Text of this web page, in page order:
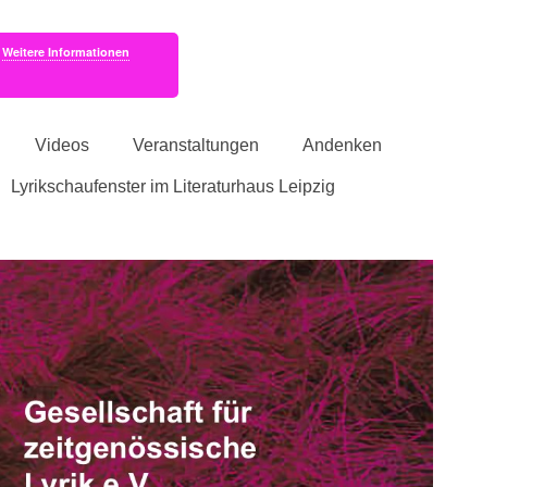
Videos Veranstaltungen Andenken
Lyrikschaufenster im Literaturhaus Leipzig
Weitere Informationen